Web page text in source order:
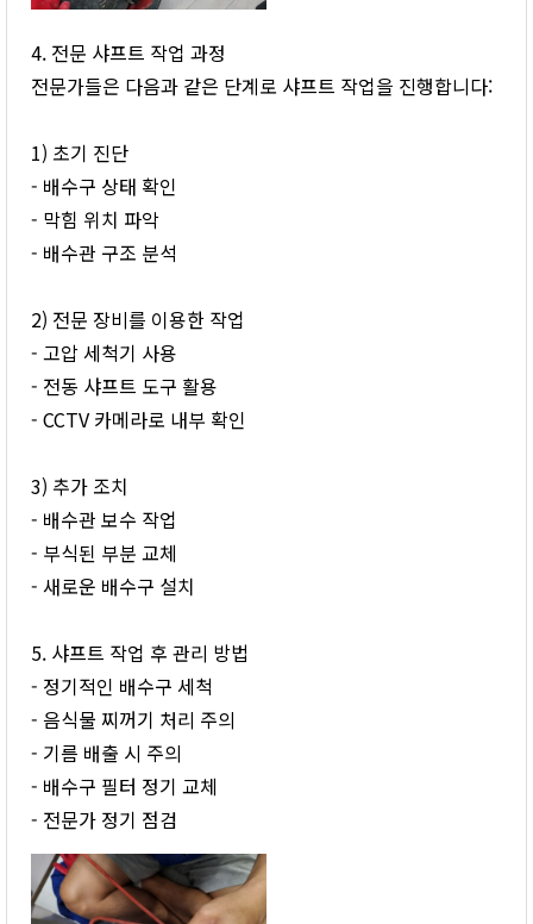
4. 전문 샤프트 작업 과정
전문가들은 다음과 같은 단계로 샤프트 작업을 진행합니다:
1) 초기 진단
- 배수구 상태 확인
- 막힘 위치 파악
- 배수관 구조 분석
2) 전문 장비를 이용한 작업
- 고압 세척기 사용
- 전동 샤프트 도구 활용
- CCTV 카메라로 내부 확인
3) 추가 조치
- 배수관 보수 작업
- 부식된 부분 교체
- 새로운 배수구 설치
5. 샤프트 작업 후 관리 방법
- 정기적인 배수구 세척
- 음식물 찌꺼기 처리 주의
- 기름 배출 시 주의
- 배수구 필터 정기 교체
- 전문가 정기 점검